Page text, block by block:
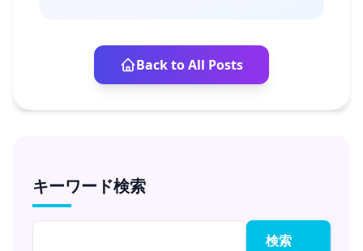
Back to All Posts
キーワード検索